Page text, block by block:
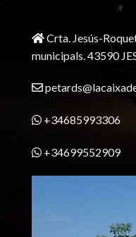
Crta. Jesús-
municipals. 43590
+34685993306
+34699552909